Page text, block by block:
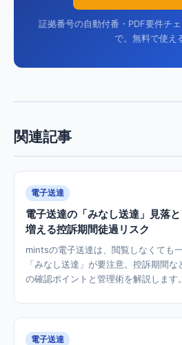
証拠番号の自動付番・PDF要件チ
で。無料で使え
関連記事
電子送達
電子送達の「みなし送達」見落
増える控訴期間徒過リスク
mintsの電子送達は、閲覧しなくても
「みなし送達」が要注意。控訴期間
の確認ポイントと管理術を解説します。
電子送達